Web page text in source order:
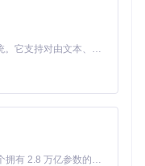
功能：
启用双因素认证，系
证将安全存储在系统
MiniMax H3 是一个通用的全模态生成系统。它支持对由文本、图像、视频和音频组成的多模态上下文进行统一理解，并能生成分辨率高达 2K、时长可达 15 秒的带原生立体声音频的视频。得益于面向任务泛化的系统设计，H3 在预训练阶段就已具备广泛的多模态上下文理解与生成能力，能够出色地执行复杂的多模态指令。
Kimi K3 是Kimi能力最强的模型：这是一个拥有 2.8 万亿参数的混合专家（MoE）模型，具备原生视觉理解能力，并支持 100 万 token 的上下文窗口。